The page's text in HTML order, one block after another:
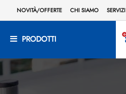
NOVITÀ/OFFERTE CHI SIAMO SERVIZI
PRODOTTI